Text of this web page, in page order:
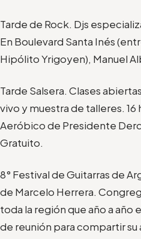
Tarde de Rock. Djs
En Boulevard Santa Inés
Hipólito Yrigoyen), Manuel
Tarde Salsera. Clases
vivo y muestra de talleres. 16
Aeróbico de Presidente
Gratuito.
8° Festival de Guitarras de
de Marcelo Herrera.
toda la región que año a año
de reunión para compartir su